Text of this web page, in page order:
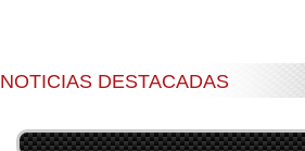
NOTICIAS DESTACADAS